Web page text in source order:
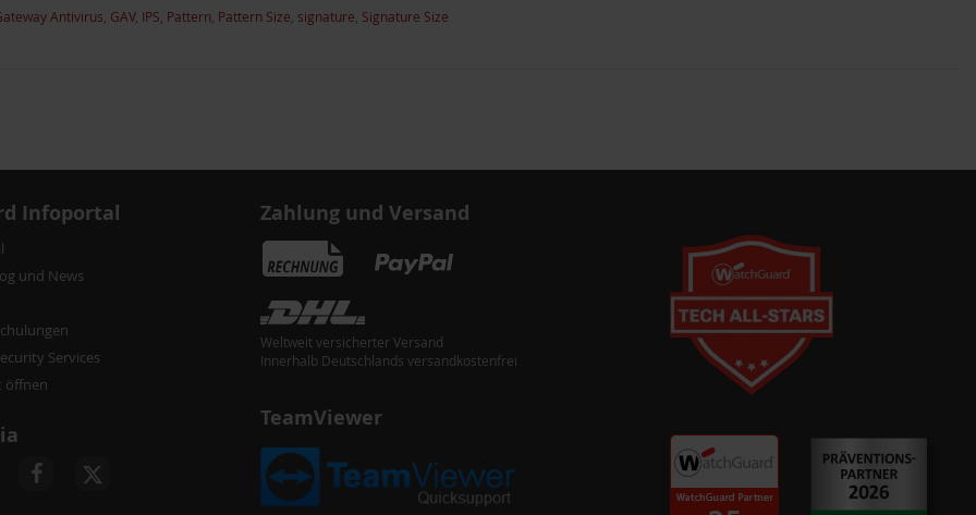
Antivirus GAV, IPS Pattern Pattern Size signature Signature Size
Infoportal
und News
Services
öffnen
Zahlung und Versand
Weltweit versicherter Versand
Innerhalb Deutschlands versandkostenfrei
TeamViewer